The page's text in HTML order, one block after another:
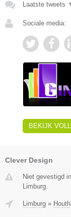
Laatste tweets
Sociale media:
BEKIJK
Clever Design
Niet gevestigd
Limburg.
Limburg »